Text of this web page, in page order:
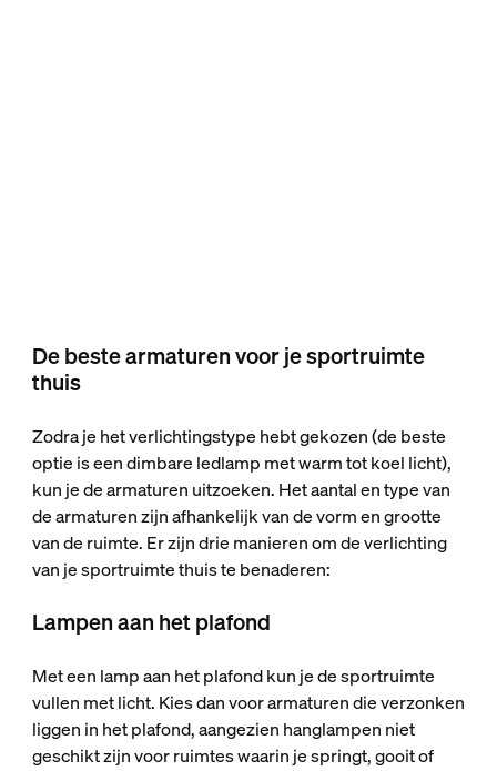
De beste armaturen voor je sportruimte
thuis
Zodra je het verlichtingstype hebt gekozen (de beste
optie is een dimbare ledlamp met warm tot koel licht),
kun je de armaturen uitzoeken. Het aantal en type van
de armaturen zijn afhankelijk van de vorm en grootte
van de ruimte. Er zijn drie manieren om de verlichting
van je sportruimte thuis te benaderen:
Lampen aan het plafond
Met een lamp aan het plafond kun je de sportruimte
vullen met licht. Kies dan voor armaturen die verzonken
liggen in het plafond, aangezien hanglampen niet
geschikt zijn voor ruimtes waarin je springt, gooit of